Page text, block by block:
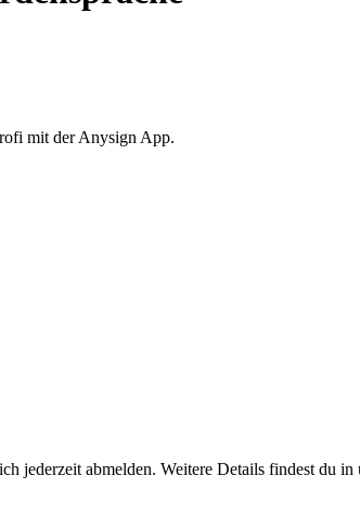
mit der Anysign App.
jederzeit abmelden. Weitere Details findest du in